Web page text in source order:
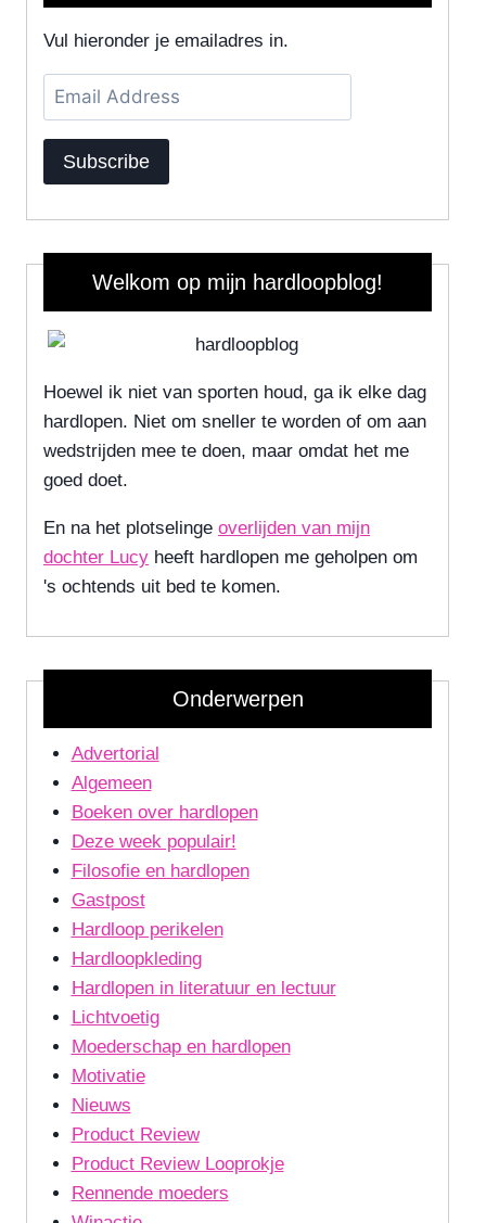
Vul hieronder je emailadres in.
Email
Address
Subscribe
Welkom op mijn hardloopblog!
Hoewel ik niet van sporten houd, ga ik elke dag
hardlopen. Niet om sneller te worden of om aan
wedstrijden mee te doen, maar omdat het me
goed doet.
En na het plotselinge overlijden van mijn
dochter Lucy heeft hardlopen me geholpen om
's ochtends uit bed te komen.
Onderwerpen
Advertorial
Algemeen
Boeken over hardlopen
Deze week populair!
Filosofie en hardlopen
Gastpost
Hardloop perikelen
Hardloopkleding
Hardlopen in literatuur en lectuur
Lichtvoetig
Moederschap en hardlopen
Motivatie
Nieuws
Product Review
Product Review Looprokje
Rennende moeders